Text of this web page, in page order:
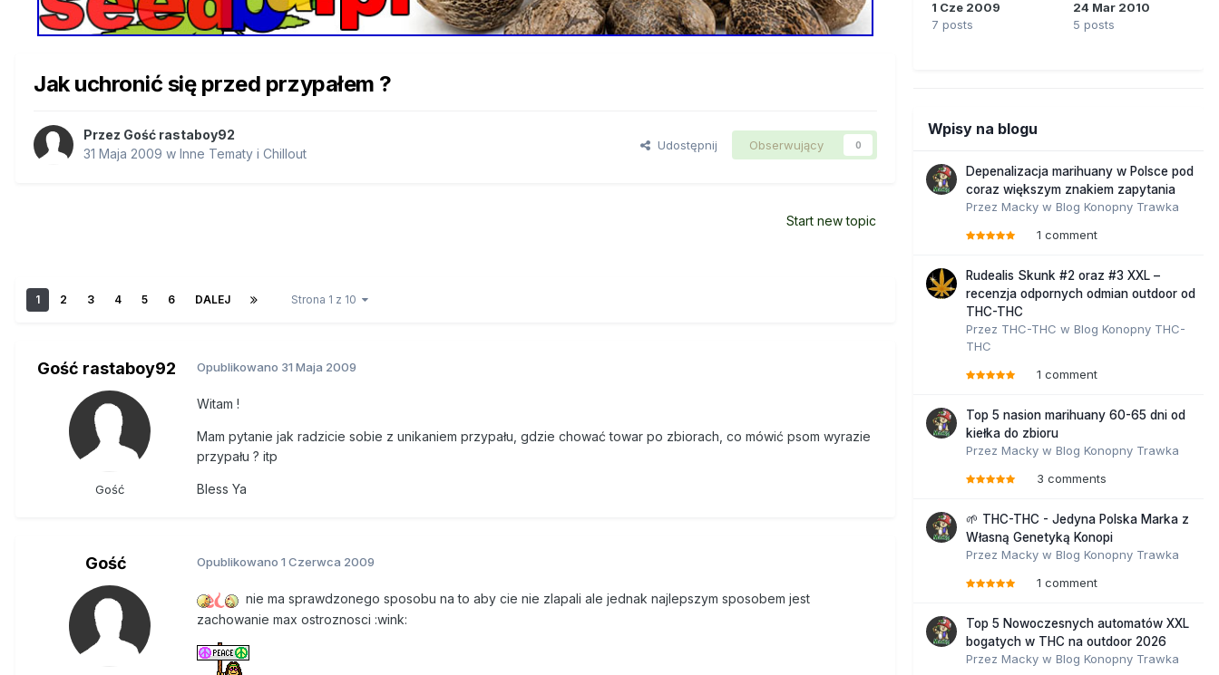
Jak uchronić się przed przypałem ?
Przez Gość rastaboy92
31 Maja 2009 w Inne Tematy i Chillout
Udostępnij Obserwujący 0
Start new topic
1 2 3 4 5 6 DALEJ Strona 1 z 10
Gość rastaboy92
Gość
Opublikowano 31 Maja 2009
Witam !
Mam pytanie jak radzicie sobie z unikaniem przypału, gdzie chować towar po zbiorach, co mówić psom wyrazie
przypału ? itp
Bless Ya
Gość Opublikowano 1 Czerwca 2009
nie ma sprawdzonego sposobu na to aby cie nie zlapali ale jednak najlepszym sposobem jest
zachowanie max ostroznosci :wink:
1 Cze 2009
7 posts
24 Mar 2010
5 posts
Wpisy na blogu
Depenalizacja marihuany w Polsce pod
coraz większym znakiem zapytania
Przez Macky w Blog Konopny Trawka
1 comment
Rudealis Skunk #2 oraz #3 XXL –
recenzja odpornych odmian outdoor od
THC-THC
Przez THC-THC w Blog Konopny THC-
THC
1 comment
Top 5 nasion marihuany 60-65 dni od
kiełka do zbioru
Przez Macky w Blog Konopny Trawka
3 comments
🌱 THC-THC - Jedyna Polska Marka z
Własną Genetyką Konopi
Przez Macky w Blog Konopny Trawka
1 comment
Top 5 Nowoczesnych automatów XXL
bogatych w THC na outdoor 2026
Przez Macky w Blog Konopny Trawka